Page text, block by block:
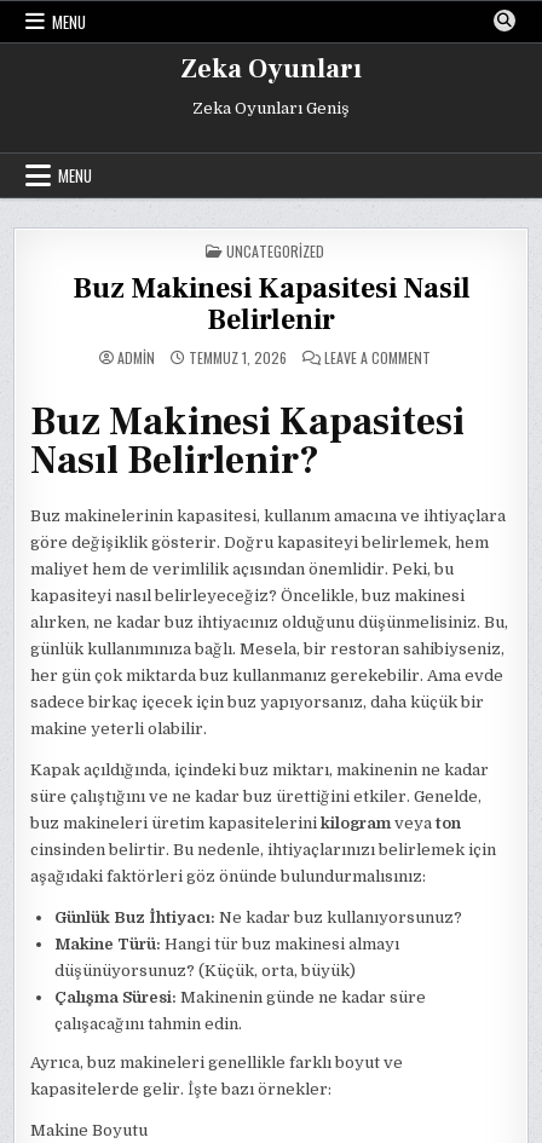
Skip
MENU
Zeka Oyunları
Zeka Oyunları Geniş
MENU
POSTED
IN
UNCATEGORIZED
Buz Makinesi Kapasitesi Nasil
Belirlenir
ADMIN TEMMUZ 1, 2026 LEAVE A COMMENT
NASIL
BELIRLENIR
Buz Makinesi Kapasitesi
Nasıl Belirlenir?
Buz makinelerinin kapasitesi, kullanım amacına ve ihtiyaçlara
göre değişiklik gösterir. Doğru kapasiteyi belirlemek, hem
maliyet hem de verimlilik açısından önemlidir. Peki, bu
kapasiteyi nasıl belirleyeceğiz? Öncelikle, buz makinesi
alırken, ne kadar buz ihtiyacınız olduğunu düşünmelisiniz. Bu,
günlük kullanımınıza bağlı. Mesela, bir restoran sahibiyseniz,
her gün çok miktarda buz kullanmanız gerekebilir. Ama evde
sadece birkaç içecek için buz yapıyorsanız, daha küçük bir
makine yeterli olabilir.
Kapak açıldığında, içindeki buz miktarı, makinenin ne kadar
süre çalıştığını ve ne kadar buz ürettiğini etkiler. Genelde,
buz makineleri üretim kapasitelerinikilogramveyaton
cinsinden belirtir. Bu nedenle, ihtiyaçlarınızı belirlemek için
aşağıdaki faktörleri göz önünde bulundurmalısınız:
Günlük Buz İhtiyacı: Ne kadar buz kullanıyorsunuz?
Makine Türü: Hangi tür buz makinesi almayı
düşünüyorsunuz? (Küçük, orta, büyük)
Çalışma Süresi: Makinenin günde ne kadar süre
çalışacağını tahmin edin.
Ayrıca, buz makineleri genellikle farklı boyut ve
kapasitelerde gelir. İşte bazı örnekler:
Makine Boyutu